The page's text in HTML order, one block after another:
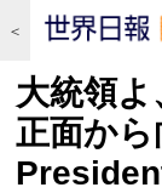
＜
大統領
正面か